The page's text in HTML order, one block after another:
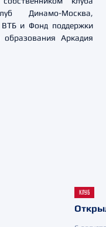
Динамо-Москва,
ВТБ и Фонд поддержки
образования Аркадия
КЛУБ